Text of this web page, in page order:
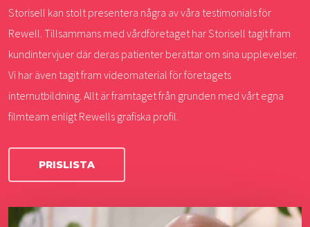
Storisell kan stolt presentera några av våra testimonials för
Rewell. Tillsammans med vårdföretaget har Storisell tagit fram
kundintervjuer där deras patienter berättar om sina upplevelser.
Vi har även tagit fram videomaterial för företagets
internutbildning. Allt är framtaget från grunden med vårt egna
filmteam enligt Rewells grafiska profil.
PRISLISTA